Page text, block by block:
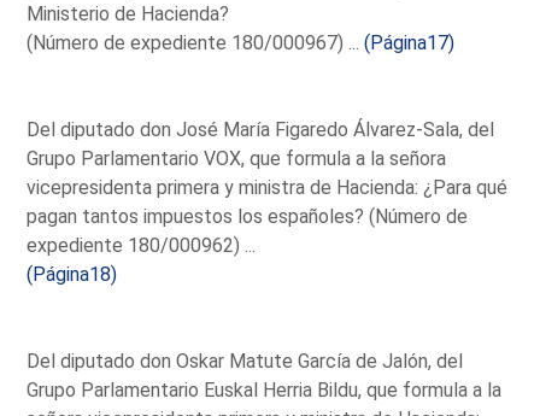
Ministerio de Hacienda?
(Número de expediente 180/000967) ...(Página17)
Del diputado don José María Figaredo Álvarez-Sala, del
Grupo Parlamentario VOX, que formula a la señora
vicepresidenta primera y ministra de Hacienda: ¿Para qué
pagan tantos impuestos los españoles? (Número de
expediente 180/000962) ...
(Página18)
Del diputado don Oskar Matute García de Jalón, del
Grupo Parlamentario Euskal Herria Bildu, que formula a la